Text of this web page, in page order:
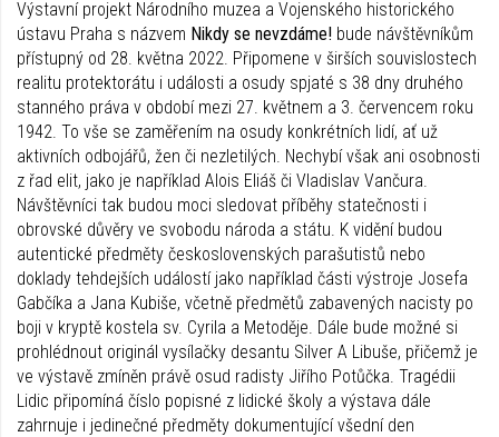
Výstavní projekt Národního muzea a Vojenského historického
ústavu Praha s názvem Nikdy se nevzdáme! bude návštěvníkům
přístupný od 28. května 2022. Připomene v širších souvislostech
realitu protektorátu i události a osudy spjaté s 38 dny druhého
stanného práva v období mezi 27. květnem a 3. červencem roku
1942. To vše se zaměřením na osudy konkrétních lidí, ať už
aktivních odbojářů, žen či nezletilých. Nechybí však ani osobnosti
z řad elit, jako je například Alois Eliáš či Vladislav Vančura.
Návštěvníci tak budou moci sledovat příběhy statečnosti i
obrovské důvěry ve svobodu národa a státu. K vidění budou
autentické předměty československých parašutistů nebo
doklady tehdejších událostí jako například části výstroje Josefa
Gabčíka a Jana Kubiše, včetně předmětů zabavených nacisty po
boji v kryptě kostela sv. Cyrila a Metoděje. Dále bude možné si
prohlédnout originál vysílačky desantu Silver A Libuše, přičemž je
ve výstavě zmíněn právě osud radisty Jiřího Potůčka. Tragédii
Lidic připomíná číslo popisné z lidické školy a výstava dále
zahrnuje i jedinečné předměty dokumentující všední den